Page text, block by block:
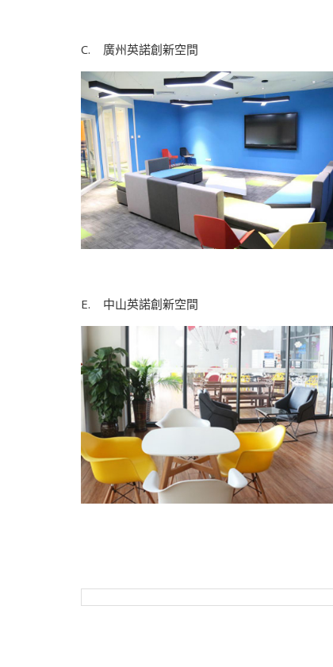
C. 廣州英諾創新空間 D.
E. 中山英諾創新空間 F.